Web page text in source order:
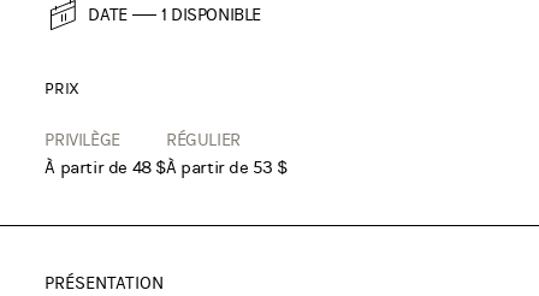
DATE 1 DISPONIBLE
PRIX
PRIVILÈGE
À partir de 48 $
RÉGULIER
À partir de 53 $
PRÉSENTATION